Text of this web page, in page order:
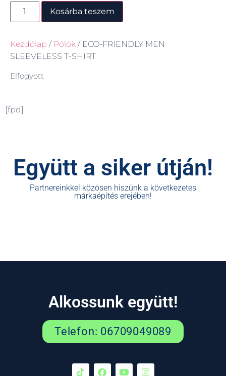
Kosárba teszem
Kezdőlap / Pólók / ECO-FRIENDLY MEN
SLEEVELESS T-SHIRT
Elfogyott
[fpd]
Együtt a siker útján!
Partnereinkkel közösen hiszünk a következetes
márkaépítés erejében!
Alkossunk együtt!
Telefon: 06709049089